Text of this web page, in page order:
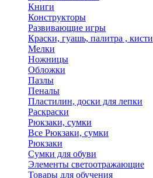
Книги
Конструкторы
Развивающие игры
Краски, гуашь, палитра , кисти
Мелки
Ножницы
Обложки
Пазлы
Пеналы
Пластилин, доски для лепки
Раскраски
Рюкзаки, сумки
Все Рюкзаки, сумки
Рюкзаки
Сумки для обуви
Элементы светоотражающие
Товары для обучения